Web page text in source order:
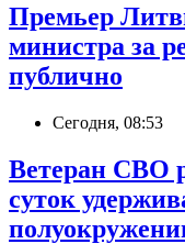
Премьер
министра за
публично
Сегодня, 08:53
Ветеран СВО
суток